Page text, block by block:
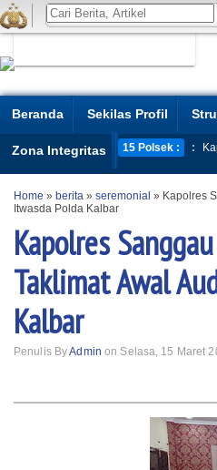
Beranda Sekilas Profil
Zona Integritas 15 Polsek : :
Home » berita » seremonial » Kapolres
Itwasda Polda Kalbar
Kapolres
Taklimat Awal
Kalbar
Penulis ByAdmin on Selasa, 15 Maret